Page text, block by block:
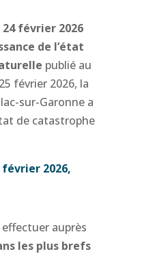
février 2026
de l’état
publié au
février 2026, la
sur-Garonne a
de catastrophe
février 2026,
auprès
les plus brefs